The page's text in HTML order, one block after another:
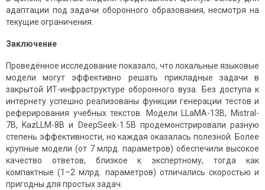
адаптации под задачи оборонного образования, несмотря на
текущие ограничения.
Заключение
Проведённое исследование показало, что локальные языковые
модели могут эффективно решать прикладные задачи в
закрытой ИТ-инфраструктуре оборонного вуза. Без доступа к
интернету успешно реализованы функции генерации тестов и
реферирования учебных текстов. Модели LLaMA-13B, Mistral-
7B, KazLLM-8B и DeepSeek-1.5B продемонстрировали разную
степень эффективности, но каждая оказалась полезной. Более
крупные модели (от 7 млрд. параметров) обеспечили высокое
качество ответов, близкое к экспертному, тогда как
компактные (1–2 млрд. параметров) отличались скоростью и
пригодны для простых задач.